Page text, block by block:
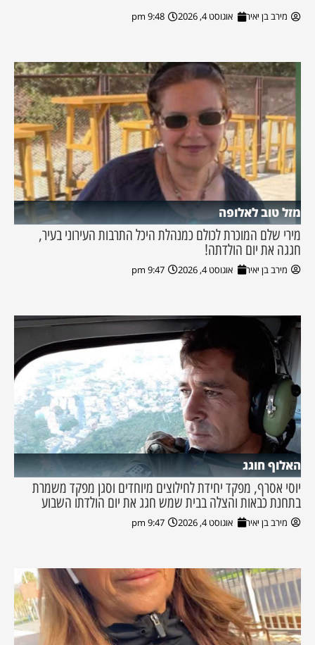
מירב בן יאיר אוגוסט 4, 2026 9:48 pm
מזל טוב לאלופה
מירי שלם המוכרת לכולם כמנהלת היכל התרבות העירוני בעיר,
חגגה את יום הולדתה!
מירב בן יאיר אוגוסט 4, 2026 9:47 pm
האלוף חוגג
יוסי אסרף, מפקד יחידת לחילוצים מיוחדים וסגן מפקד משמרת
בתחנת כבאות והצלה בבית שמש חגג את יום הולדתו השבוע
מירב בן יאיר אוגוסט 4, 2026 9:47 pm